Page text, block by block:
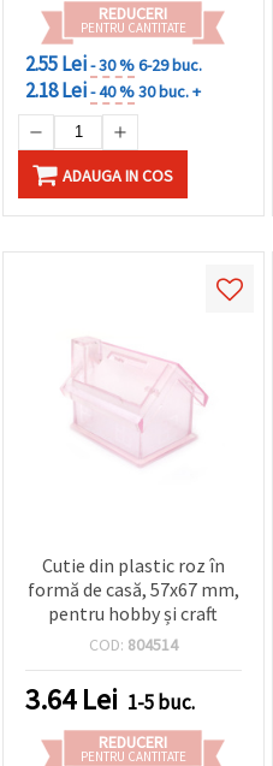
REDUCERI
PENTRU CANTITATE
2.55 Lei- 30 %6-29 buc.
2.18 Lei- 40 %30 buc. +
ADAUGA IN COS
Cutie din plastic roz în
formă de casă, 57x67 mm,
pentru hobby și craft
COD: 804514
3.64Lei 1-5 buc.
REDUCERI
PENTRU CANTITATE